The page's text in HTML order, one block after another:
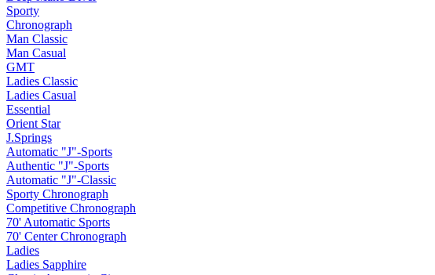
Sporty
Chronograph
Man Classic
Man Casual
GMT
Ladies Classic
Ladies Casual
Essential
Orient Star
J.Springs
Automatic "J"-Sports
Authentic "J"-Sports
Automatic "J"-Classic
Sporty Chronograph
Competitive Chronograph
70' Automatic Sports
70' Center Chronograph
Ladies
Ladies Sapphire